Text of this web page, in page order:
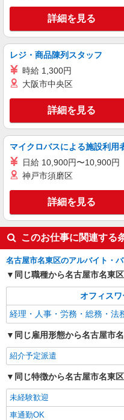
詳細を見る
レジ・商品陳列スタッフ
時給 1,300円
大阪市中央区
詳細を見る
マイクロバスによる施設利用
日給 10,900円〜10,900円
神戸市須磨区
詳細を見る
このお仕事に関連する
名古屋市名東区のアルバイト・
同じ職種から名古屋市名東
オフィス
経理・人事・労務・総務・法
同じ雇用形態から名古屋市
紹介予定派遣
同じ特徴から名古屋市名東
未経験歓迎
車通勤OK